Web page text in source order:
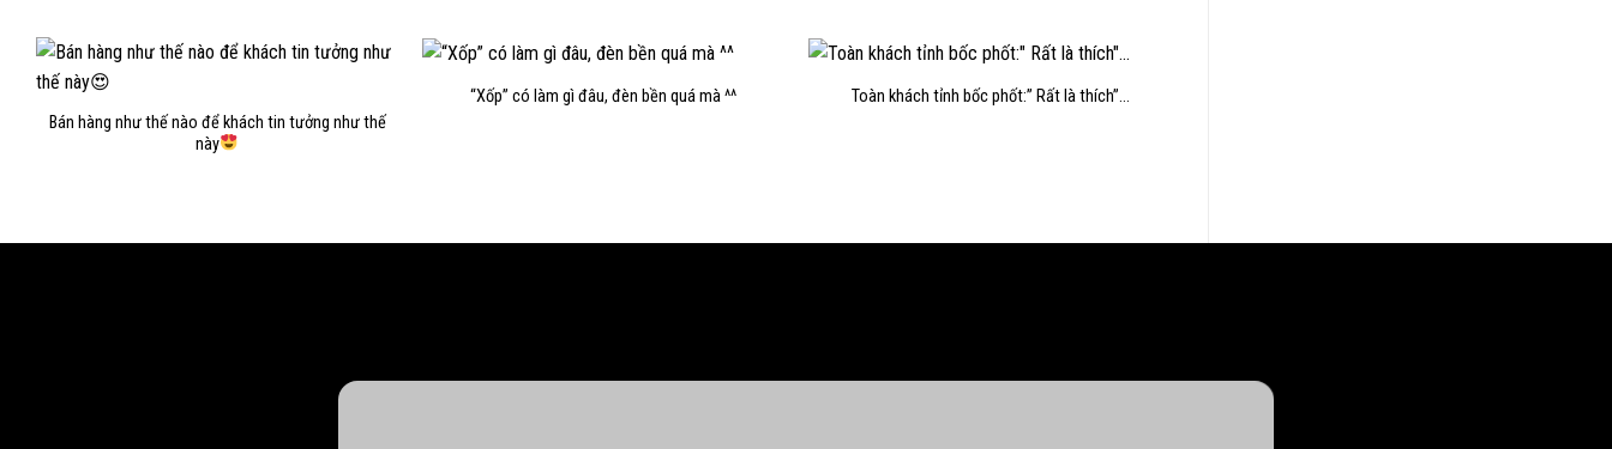
Bán hàng như thế nào để khách tin tưởng như thế
này
“Xốp” có làm gì đâu, đèn bền quá mà ^^ Toàn khách tỉnh bốc phốt:” Rất là thích”…